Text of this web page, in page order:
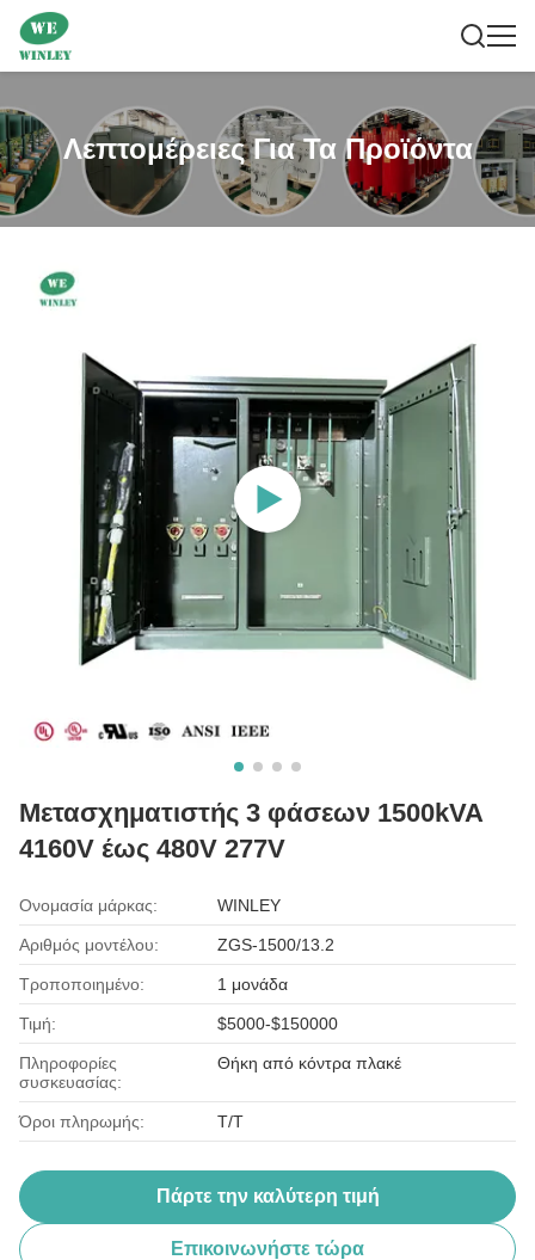
Λεπτομέρειες Για Τα Προϊόντα
Μετασχηματιστής 3 φάσεων 1500kVA
4160V έως 480V 277V
Ονομασία μάρκας: WINLEY
Αριθμός μοντέλου: ZGS-1500/13.2
Τροποποιημένο: 1 μονάδα
Τιμή: $5000-$150000
Πληροφορίες
συσκευασίας:
Θήκη από κόντρα πλακέ
Όροι πληρωμής: T/T
Πάρτε την καλύτερη τιμή
Επικοινωνήστε τώρα